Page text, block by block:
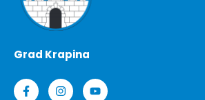
Grad Krapina